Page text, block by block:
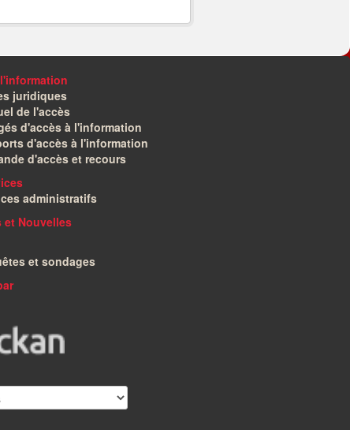
juridiques
de l'accès
d'accès à l'information
d'accès à l'information
d'accès et recours
administratifs
et Nouvelles
et sondages